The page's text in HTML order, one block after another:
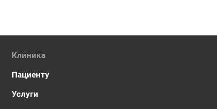
Клиника
Пациенту
Услуги